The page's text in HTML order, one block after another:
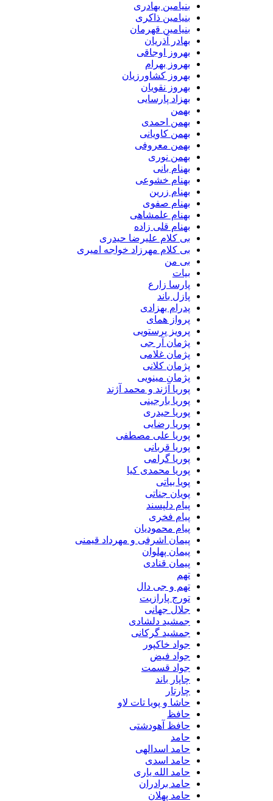
بنیامین بهادری
بنیامین ذاکری
بنیامین قهرمان
بهادر آذریان
بهروز اوجاقی
بهروز بهرام
بهروز کشاورزیان
بهروز نقویان
بهزاد پارسایی
بهمن احمدی
بهمن کاویانی
بهمن معروفی
بهمن نوری
بهنام بانی
بهنام خشوعی
بهنام زرین
بهنام صفوی
بهنام علمشاهی
بهنام قلی زاده
بی کلام علیرضا حیدری
بی کلام مهرزاد خواجه امیری
پارسا زارع
پازل باند
پدرام بهزادی
پرواز همای
پرویز پرستویی
پژمان آر جی
پژمان غلامی
پژمان کلانی
پژمان مینویی
پوریا آژند و محمد آژند
پوریا بارجینی
پوریا حیدری
پوریا رضایی
پوریا علی مصطفی
پوریا قربانی
پوریا گرامی
پوریا محمدی کیا
پویا بیاتی
پویان جناتی
پیام دلپسند
پیام فخری
پیام محمودیان
پیمان اشرفی و مهرداد قیمنی
پیمان پهلوان
پیمان قنادی
تهم و جی دال
تورج پارازیت
جلال جهانی
جمشید دلشادی
جمشید گرکانی
جواد خاکپور
جواد فیض
جواد قسمت
چاپار باند
حاشا و پویا تات لاو
حافظ آهودشتی
حامد اسدالهی
حامد اسدی
حامد الله یاری
حامد برادران
حامد پهلان